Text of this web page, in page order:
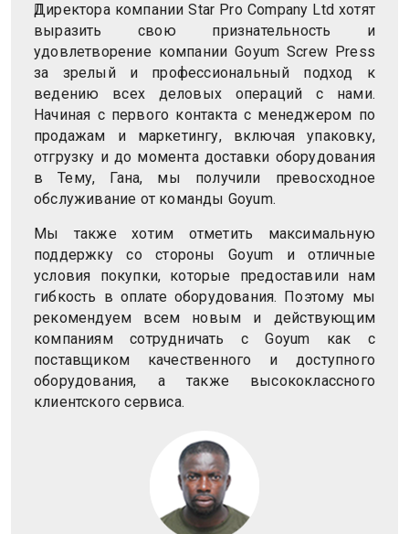
Директора компании Star Pro Company Ltd хотят
выразить свою признательность и
удовлетворение компании Goyum Screw Press
за зрелый и профессиональный подход к
ведению всех деловых операций с нами.
Начиная с первого контакта с менеджером по
продажам и маркетингу, включая упаковку,
отгрузку и до момента доставки оборудования
в Тему, Гана, мы получили превосходное
обслуживание от команды Goyum.
Мы также хотим отметить максимальную
поддержку со стороны Goyum и отличные
условия покупки, которые предоставили нам
гибкость в оплате оборудования. Поэтому мы
рекомендуем всем новым и действующим
компаниям сотрудничать с Goyum как с
поставщиком качественного и доступного
оборудования, а также высококлассного
клиентского сервиса.